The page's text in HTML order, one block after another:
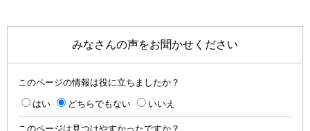
みなさんの声をお聞かせください
このページの情報は役に立ちましたか？
はい どちらでもない いいえ
このページは見つけやすかったですか？